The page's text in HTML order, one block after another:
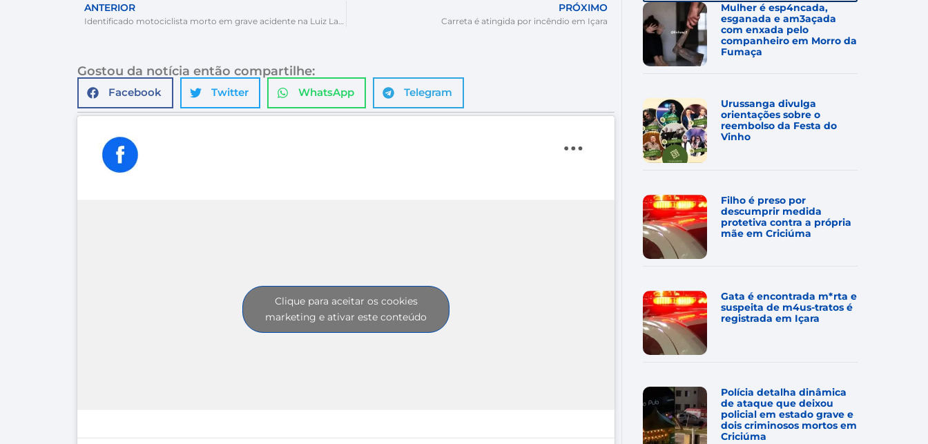
ANTERIOR PRÓXIMO
Carreta é atingida por incêndio em Içara
Gostou da notícia então compartilhe:
Facebook Twitter WhatsApp Telegram
Clique para aceitar os cookies
marketing e ativar este conteúdo
13 de agosto
Quinta-Feira 17°C 11°C
14 de agosto
Sexta-Feira
Sábado 18°C
Mulher é esp4ncada,
esganada e am3açada
com enxada pelo
companheiro em Morro da
Fumaça
Urussanga divulga
orientações sobre o
reembolso da Festa do
Vinho
Filho é preso por
descumprir medida
protetiva contra a própria
mãe em Criciúma
Gata é encontrada m*rta e
suspeita de m4us-tratos é
registrada em Içara
Polícia detalha dinâmica
de ataque que deixou
policial em estado grave e
dois criminosos mortos em
Criciúma